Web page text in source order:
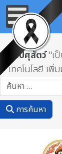
กรมปศุสัตว์"เ
เทคโนโลยี เพิ่
การค้นหา